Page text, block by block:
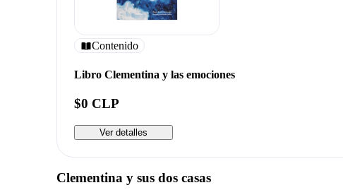
Contenido
Libro Clementina y las emociones
$0 CLP
Ver detalles
Clementina y sus dos casas